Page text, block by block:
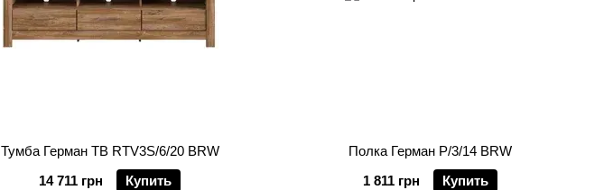
Тумба Герман ТВ RTV3S/6/20 BRW
14 711 грн
Купить
Полка Герман P/3/14 BRW
1 811 грн
Купить